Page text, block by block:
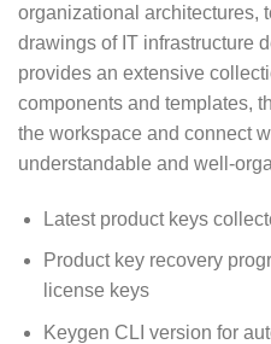
organizational architectures,
drawings of IT infrastructure
provides an extensive
components and templates,
the workspace and connect
understandable and well-
Latest product keys
Product key recovery
license keys
Keygen CLI version for